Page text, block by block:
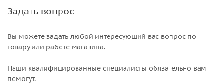
Задать вопрос
Вы можете задать любой интересующий вас вопрос по
товару или работе магазина.
Наши квалифицированные специалисты обязательно вам
помогут.